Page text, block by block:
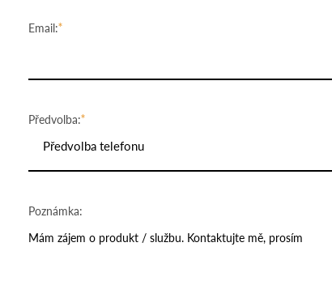
Email:
Předvolba:
Předvolba telefonu
Poznámka: